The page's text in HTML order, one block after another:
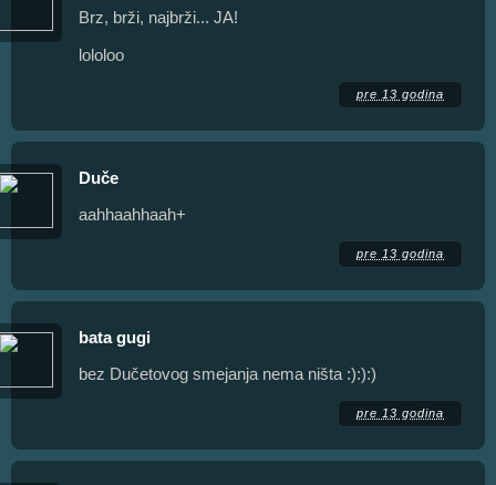
Brz, brži, najbrži... JA!
lololoo
pre 13 godina
Duče
aahhaahhaah+
pre 13 godina
bata gugi
bez Dučetovog smejanja nema ništa :):):)
pre 13 godina